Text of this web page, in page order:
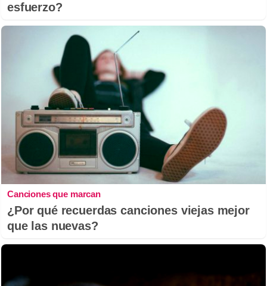
esfuerzo?
Canciones que marcan
¿Por qué recuerdas canciones viejas mejor
que las nuevas?